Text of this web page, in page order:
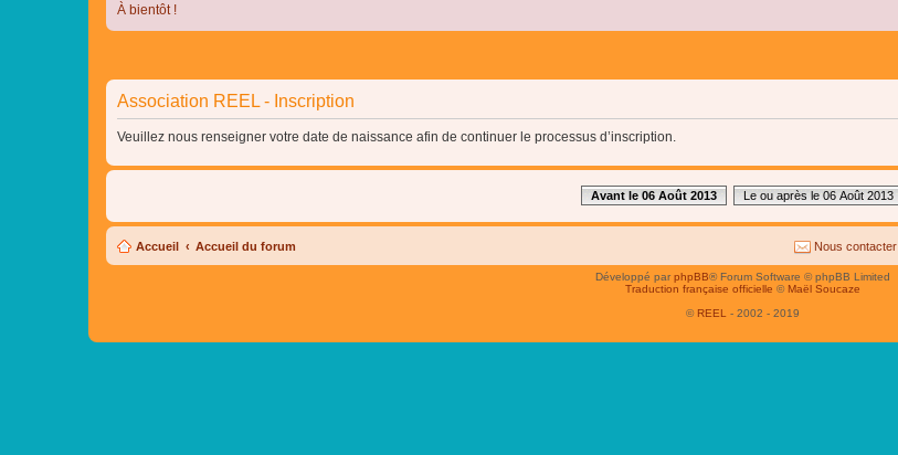
À bientôt !
Association REEL - Inscription
Veuillez nous renseigner votre date de naissance afin de continuer le processus d’inscription.
Avant le 06 Août 2013 Le ou après le 06 Août 2013
Accueil Accueil du forum Nous contacter
Développé parphpBB® Forum Software © phpBB Limited
Traduction française officielle © Maël Soucaze
© REEL - 2002 - 2019